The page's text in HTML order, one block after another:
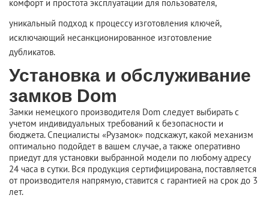
комфорт и простота эксплуатации для пользователя,
уникальный подход к процессу изготовления ключей,
исключающий несанкционированное изготовление
дубликатов.
Установка и обслуживание
замков Dom
Замки немецкого производителя Dom следует выбирать с
учетом индивидуальных требований к безопасности и
бюджета. Специалисты «Рузамок» подскажут, какой механизм
оптимально подойдет в вашем случае, а также оперативно
приедут для установки выбранной модели по любому адресу
24 часа в сутки. Вся продукция сертифицирована, поставляется
от производителя напрямую, ставится с гарантией на срок до 3
лет.